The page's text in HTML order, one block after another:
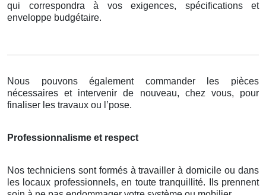
qui correspondra à vos exigences, spécifications et
enveloppe budgétaire.
Nous pouvons également commander les pièces
nécessaires et intervenir de nouveau, chez vous, pour
finaliser les travaux ou l’pose.
Professionnalisme et respect
Nos techniciens sont formés à travailler à domicile ou dans
les locaux professionnels, en toute tranquillité. Ils prennent